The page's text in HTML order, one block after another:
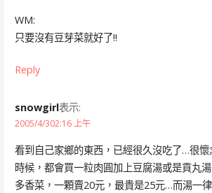
WM:
只要沒有豆芽菜就好了!!
Reply
snowgirl表示:
2005/4/302:16 上午
看到自己家鄉的東西，已經很久沒吃了…很
時候，都會買一粒肉圓加上豆腐湯或是貢丸
多香菜，一顆賣20元，最貴是25元…而湯一